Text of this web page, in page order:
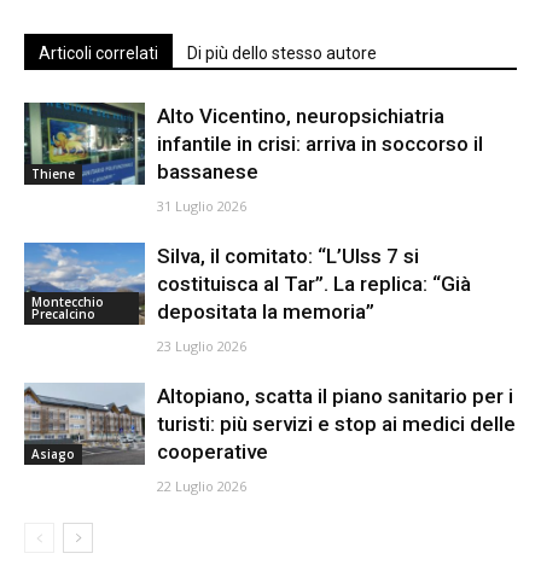
Articoli correlati Di più dello stesso autore
Thiene
Alto Vicentino, neuropsichiatria
infantile in crisi: arriva in soccorso il
bassanese
31 Luglio 2026
Montecchio
Precalcino
Silva, il comitato: “L’Ulss 7 si
costituisca al Tar”. La replica: “Già
depositata la memoria”
23 Luglio 2026
Asiago
Altopiano, scatta il piano sanitario per i
turisti: più servizi e stop ai medici delle
cooperative
22 Luglio 2026